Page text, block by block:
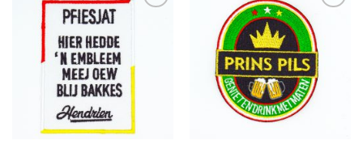
Toevoegen
aan
verlanglijst